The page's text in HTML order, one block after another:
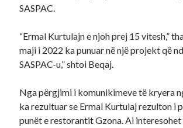
SASPAC.
“Ermal Kurtulajn e njoh prej 15 vitesh,”
maji i 2022 ka punuar në një projekt që
SASPAC-u,” shtoi Beqaj.
Nga përgjimi i komunikimeve të kryera
ka rezultuar se Ermal Kurtulaj rezulton i
punët e restorantit Gzona. Ai